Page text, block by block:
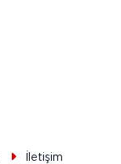
İletişim